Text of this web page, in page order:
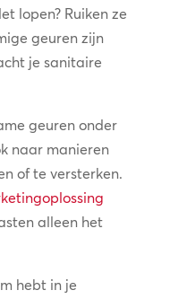
lopen? Ruiken ze
geuren zijn
je sanitaire
geuren onder
naar manieren
of te versterken.
alleen het
hebt in je